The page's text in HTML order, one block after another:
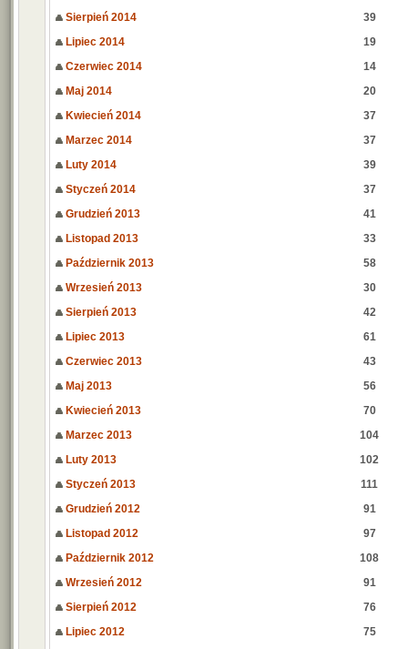
Sierpień 2014
39
Lipiec 2014
19
Czerwiec 2014
14
Maj 2014
20
Kwiecień 2014
37
Marzec 2014
37
Luty 2014
39
Styczeń 2014
37
Grudzień 2013
41
Listopad 2013
33
Październik 2013
58
Wrzesień 2013
30
Sierpień 2013
42
Lipiec 2013
61
Czerwiec 2013
43
Maj 2013
56
Kwiecień 2013
70
Marzec 2013
104
Luty 2013
102
Styczeń 2013
111
Grudzień 2012
91
Listopad 2012
97
Październik 2012
108
Wrzesień 2012
91
Sierpień 2012
76
Lipiec 2012
75